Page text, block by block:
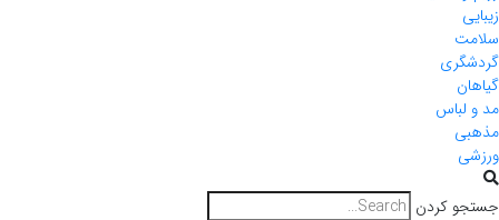
زیبایی
سلامت
گردشگری
گیاهان
مد و لباس
مذهبی
ورزشی
جستجو کردن